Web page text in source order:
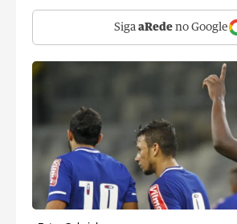
Siga aRede no Google